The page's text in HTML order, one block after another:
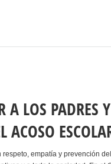
LOS PADRES
ACOSO
empatía y prevención